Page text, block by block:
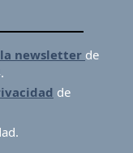
newsletter de
de